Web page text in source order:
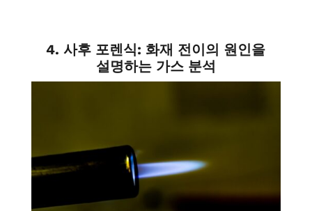
4. 사후 포렌식: 화재 전이의 원인을
설명하는 가스 분석